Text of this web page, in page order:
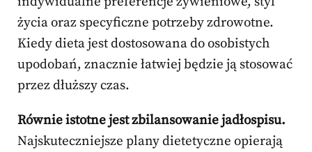
życia oraz specyficzne potrzeby zdrowotne.
Kiedy dieta jest dostosowana do osobistych
upodobań, znacznie łatwiej będzie ją stosować
przez dłuższy czas.
Równie istotne jest zbilansowanie jadłospisu.
Najskuteczniejsze plany dietetyczne opierają